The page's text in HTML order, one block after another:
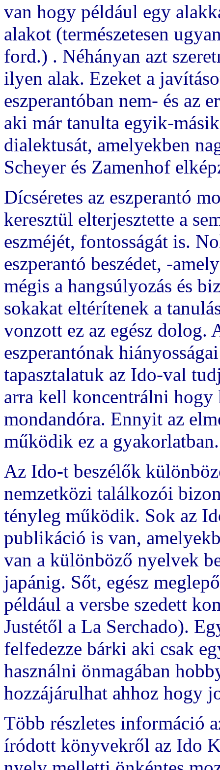
van hogy például egy
alakot (természetesen
ford.) . Néhányan azt
ilyen alak. Ezeket a
eszperantóban nem- és az
aki már tanulta egyik-
dialektusát, amelyekben
Scheyer és Zamenhof
Dícséretes az eszperantó
keresztül elterjesztette a
eszméjét, fontosságát is.
eszperantó beszédet, -
mégis a hangsúlyozás és
sokakat eltérítenek a
vonzott ez az egész
eszperantónak
tapasztalatuk az Ido-val
arra kell koncentrálni hogy
mondandóra. Ennyit az
működik ez a gyakorlatban.
Az Ido-t beszélők
nemzetközi találkozói
tényleg működik. Sok az
publikáció is van,
van a különböző nyelvek
japánig. Sőt, egész
például a versbe szedett
Justétől a La Serchado).
felfedezze bárki aki csak
használni önmagában
hozzájárulhat ahhoz hogy
Több részletes információ
íródott könyvekről az Ido